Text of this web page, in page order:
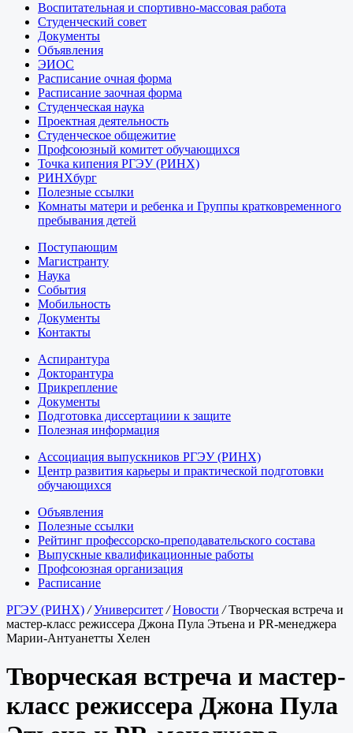
Воспитательная и спортивно-массовая работа
Студенческий совет
Документы
Объявления
ЭИОС
Расписание очная форма
Расписание заочная форма
Студенческая наука
Проектная деятельность
Студенческое общежитие
Профсоюзный комитет обучающихся
Точка кипения РГЭУ (РИНХ)
РИНХбург
Полезные ссылки
Комнаты матери и ребенка и Группы кратковременного
пребывания детей
Поступающим
Магистранту
Наука
События
Мобильность
Документы
Контакты
Аспирантура
Докторантура
Прикрепление
Документы
Подготовка диссертациии к защите
Полезная информация
Ассоциация выпускников РГЭУ (РИНХ)
Центр развития карьеры и практической подготовки
обучающихся
Объявления
Полезные ссылки
Рейтинг профессорско-преподавательского состава
Выпускные квалификационные работы
Профсоюзная организация
Расписание
РГЭУ (РИНХ) /Университет /Новости /Творческая встреча и
мастер-класс режиссера Джона Пула Этьена и PR-менеджера
Марии-Антуанетты Хелен
Творческая встреча и мастер-
класс режиссера Джона Пула